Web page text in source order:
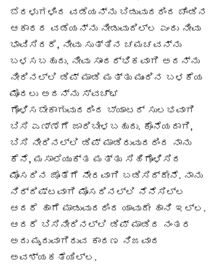
ಬೆರಳುಗಳಿಂದ ವಡೆಯನ್ನು ಬಿಡುವುದರಿಂದ ಚೆಂಡಿನ
ಆಕಾರದ ವಡೆಯನ್ನು ನೀಡುವುದಿಲ್ಲ ಎಂದು ನೀವು
ಭಾವಿಸಿದರೆ, ನೀವು ಸುತ್ತಿನ ಚಮಚವನ್ನು
ಬಳಸಬಹುದು. ನೀವು ಸಾಂದರ್ಭಿಕವಾಗಿ ಅದನ್ನು
ನೀರಿನಲ್ಲಿ ಡಿಪ್ ಮಾಡಿ ಮತ್ತು ಮುಂದಿನ ಬಳಕೆಯ
ಮೊದಲು ಅದನ್ನು ಸ್ವಚ್ಛ
ಗೊಳಿಸಬೇಕಾಗುವುದರಿಂದ ಬ್ಯಾಟರ್ ಸುಲಭವಾಗಿ
ಬಿಸಿ ಎಣ್ಣೆಗೆ ಜಾರಿಬೀಳಬಹುದು. ಕೊನೆಯದಾಗಿ,
ಬಿಸಿ ನೀರಿನಲ್ಲಿ ಡಿಪ್ ಮಾಡಿರುವುದರಿಂದ ನಾನು
ಕೆನೆ, ಮಸಾಲೆಯುಕ್ತ ಮತ್ತು ಸಿಹಿಗೊಳಿಸಿದ
ಮೊಸರಿನ ಜೊತೆಗೆ ನೇರವಾಗಿ ಬಡಿಸಿದ್ದೇನೆ. ನಾನು
ನಿರ್ದಿಷ್ಟವಾಗಿ ಮೊಸರಿನಲ್ಲಿ ನೆನೆಸಿಲ್ಲ
ಆದರೆ ಹಾಗೆ ಮಾಡುವುದರಿಂದ ಯಾವುದೇ ಹಾನಿ ಇಲ್ಲ.
ಆದರೆ ಬಿಸಿನೀರಿನಲ್ಲಿ ಡಿಪ್ ಮಾಡಿದ ನಂತರ
ಅದು ಮೃದುವಾಗಿರುವ ಕಾರಣ ನಿಜವಾದ
ಅವಶ್ಯಕತೆಯಿಲ್ಲ.